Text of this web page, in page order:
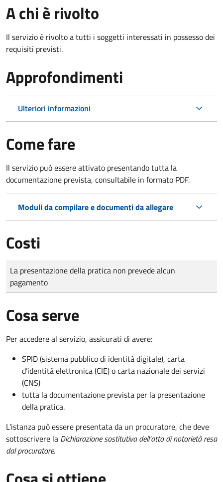
A chi è rivolto
Il servizio è rivolto a tutti i soggetti interessati in possesso dei
requisiti previsti.
Approfondimenti
Ulteriori informazioni
Come fare
Il servizio può essere attivato presentando tutta la
documentazione prevista, consultabile in formato PDF.
Moduli da compilare e documenti da allegare
Costi
Tipo di pagamento
Importo
La presentazione della pratica non prevede alcun
pagamento
Cosa serve
Per accedere al servizio, assicurati di avere:
SPID (sistema pubblico di identità digitale), carta
d’identità elettronica (CIE) o carta nazionale dei servizi
(CNS)
tutta la documentazione prevista per la presentazione
della pratica.
L'istanza può essere presentata da un procuratore, che deve
sottoscrivere la Dichiarazione sostitutiva dell'atto di notorietà resa
dal procuratore.